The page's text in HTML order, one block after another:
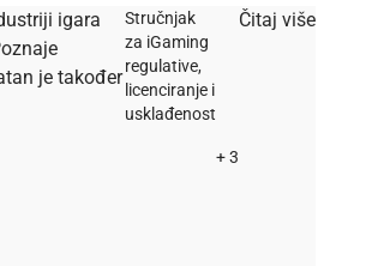
igara
je također
Stručnjak
za iGaming
regulative,
licenciranje i
usklađenost
+ 3
Čitaj više